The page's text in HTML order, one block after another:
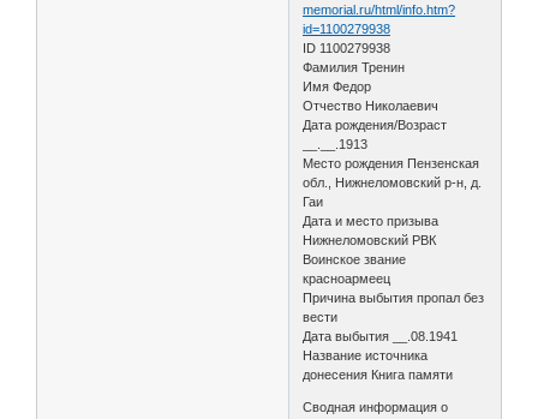
memorial.ru/html/info.htm?
id=1100279938
ID 1100279938
Фамилия Тренин
Имя Федор
Отчество Николаевич
Дата рождения/Возраст
__.__.1913
Место рождения Пензенская
обл., Нижнеломовский р-н, д.
Гаи
Дата и место призыва
Нижнеломовский РВК
Воинское звание
красноармеец
Причина выбытия пропал без
вести
Дата выбытия __.08.1941
Название источника
донесения Книга памяти
Сводная информация о